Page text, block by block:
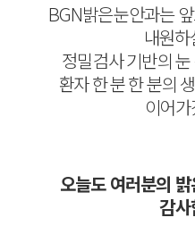
BGN밝은눈안과는
내원
정밀검사 기반의
환자 한 분 한 분의
이어
오늘도 여러분의
감